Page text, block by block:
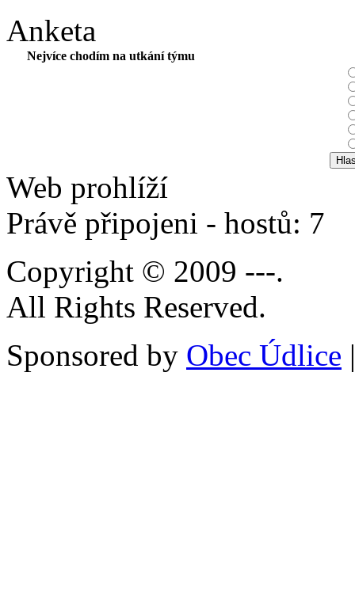
Anketa
Nejvíce chodím na utkání týmu
Web prohlíží
Právě připojeni - hostů: 7
Copyright © 2009 ---.
All Rights Reserved.
Sponsored by Obec Údlice